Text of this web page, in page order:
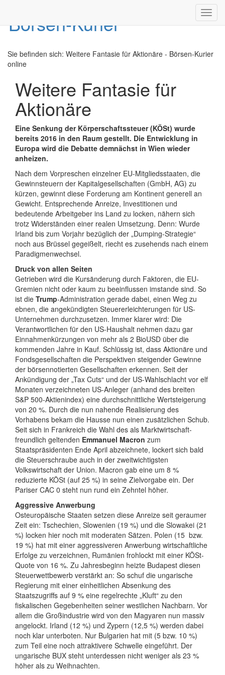
Sie befinden sich: Weitere Fantasie für Aktionäre - Börsen-Kurier
online
Weitere Fantasie für
Aktionäre
Eine Senkung der Körperschaftssteuer (KÖSt) wurde
bereits 2016 in den Raum gestellt. Die Entwicklung in
Europa wird die Debatte demnächst in Wien wieder
anheizen.
Nach dem Vorpreschen einzelner EU-Mitgliedsstaaten, die
Gewinnsteuern der Kapitalgesellschaften (GmbH, AG) zu
kürzen, gewinnt diese Forderung am Kontinent generell an
Gewicht. Entsprechende Anreize, Investitionen und
bedeutende Arbeitgeber ins Land zu locken, nähern sich
trotz Widerständen einer realen Umsetzung. Denn: Wurde
Irland bis zum Vorjahr bezüglich der „Dumping-Strategie“
noch aus Brüssel gegeißelt, riecht es zusehends nach einem
Paradigmenwechsel.
Druck von allen Seiten
Getrieben wird die Kursänderung durch Faktoren, die EU-
Gremien nicht oder kaum zu beeinflussen imstande sind. So
ist die Trump-Administration gerade dabei, einen Weg zu
ebnen, die angekündigten Steuererleichterungen für US-
Unternehmen durchzusetzen. Immer klarer wird: Die
Verantwortlichen für den US-Haushalt nehmen dazu gar
Einnahmenkürzungen von mehr als 2 BioUSD über die
kommenden Jahre in Kauf. Schlüssig ist, dass Aktionäre und
Fondsgesellschaften die Perspektiven steigender Gewinne
der börsennotierten Gesellschaften erkennen. Seit der
Ankündigung der „Tax Cuts“ und der US-Wahlschlacht vor elf
Monaten verzeichneten US-Anleger (anhand des breiten
S&P 500-Aktienindex) eine durchschnittliche Wertsteigerung
von 20 %. Durch die nun nahende Realisierung des
Vorhabens bekam die Hausse nun einen zusätzlichen Schub.
Seit sich in Frankreich die Wahl des als Marktwirtschaft-
freundlich geltenden Emmanuel Macron zum
Staatspräsidenten Ende April abzeichnete, lockert sich bald
die Steuerschraube auch in der zweitwichtigsten
Volkswirtschaft der Union. Macron gab eine um 8 %
reduzierte KÖSt (auf 25 %) in seine Zielvorgabe ein. Der
Pariser CAC 0 steht nun rund ein Zehntel höher.
Aggressive Anwerbung
Osteuropäische Staaten setzen diese Anreize seit geraumer
Zeit ein: Tschechien, Slowenien (19 %) und die Slowakei (21
%) locken hier noch mit moderaten Sätzen. Polen (15 bzw.
19 %) hat mit einer aggressiveren Anwerbung wirtschaftliche
Erfolge zu verzeichnen, Rumänien frohlockt mit einer KÖSt-
Quote von 16 %. Zu Jahresbeginn heizte Budapest diesen
Steuerwettbewerb verstärkt an: So schuf die ungarische
Regierung mit einer einheitlichen Absenkung des
Staatszugriffs auf 9 % eine regelrechte „Kluft“ zu den
fiskalischen Gegebenheiten seiner westlichen Nachbarn. Vor
allem die Großindustrie wird von den Magyaren nun massiv
angelockt. Irland (12 %) und Zypern (12,5 %) werden dabei
noch klar unterboten. Nur Bulgarien hat mit (5 bzw. 10 %)
zum Teil eine noch attraktivere Schwelle eingeführt. Der
ungarische BUX steht unterdessen nicht weniger als 23 %
höher als zu Weihnachten.